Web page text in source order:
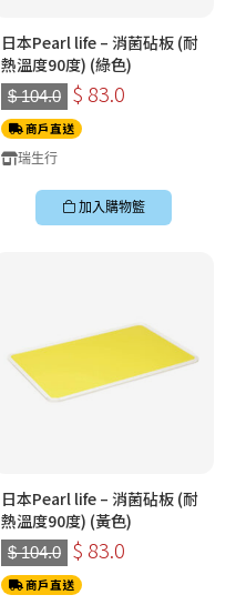
日本Pearl life – 消菌砧板 (耐
熱溫度90度) (綠色)
$ 104.0 $ 83.0
商戶直送
瑞生行
加入購物籃
日本Pearl life – 消菌砧板 (耐
熱溫度90度) (黃色)
$ 104.0 $ 83.0
商戶直送